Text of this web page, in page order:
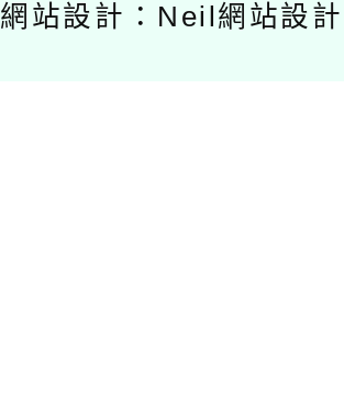
網站設計：Neil網站設